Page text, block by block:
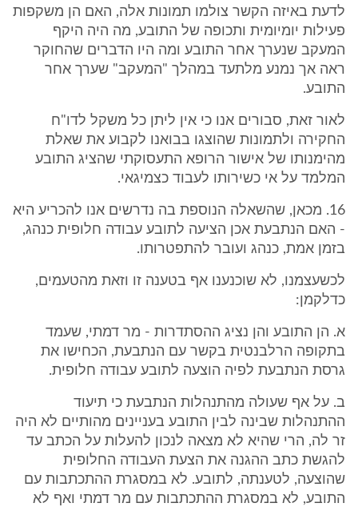
לדעת באיזה הקשר צולמו תמונות אלה, האם הן משקפות
פעילות יומיומית ותכופה של התובע, מה היה היקף
המעקב שנערך אחר התובע ומה היו הדברים שהחוקר
ראה אך נמנע מלתעד במהלך "המעקב" שערך אחר
התובע.
לאור זאת, סבורים אנו כי אין ליתן כל משקל לדו"ח
החקירה ולתמונות שהוצגו בבואנו לקבוע את שאלת
מהימנותו של אישור הרופא התעסוקתי שהציג התובע
המלמד על אי כשירותו לעבוד כצמיגאי.
16. מכאן, שהשאלה הנוספת בה נדרשים אנו להכריע היא
- האם הנתבעת אכן הציעה לתובע עבודה חלופית כנהג,
בזמן אמת, כנהג ועובר להתפטרותו.
לכשעצמנו, לא שוכנענו אף בטענה זו וזאת מהטעמים,
כדלקמן:
א. הן התובע והן נציג ההסתדרות - מר דמתי, שעמד
בתקופה הרלבנטית בקשר עם הנתבעת, הכחישו את
גרסת הנתבעת לפיה הוצעה לתובע עבודה חלופית.
ב. על אף שעולה מהתנהלות הנתבעת כי תיעוד
ההתנהלות שבינה לבין התובע בעניינים מהותיים לא היה
זר לה, הרי שהיא לא מצאה לנכון להעלות על הכתב עד
להגשת כתב ההגנה את הצעת העבודה החלופית
שהוצעה, לטענתה, לתובע. לא במסגרת ההתכתבות עם
התובע, לא במסגרת ההתכתבות עם מר דמתי ואף לא